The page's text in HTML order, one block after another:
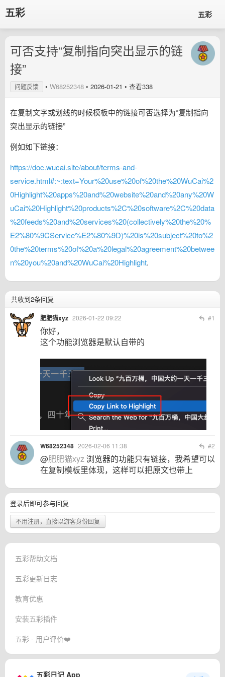
五彩 五彩
可否支持“复制指向突出显示的链
接”
问题反馈 • W68252348 • 2026-01-21 • 查看338
在复制文字或划线的时候模板中的链接可否选择为“复制指向
突出显示的链接”
例如如下链接：
https://doc.wucai.site/about/terms-and-
service.html#:~:text=Your%20use%20of%20the%20WuCai%2
0Highlight%20apps%20and%20website%20and%20any%20W
uCai%20Highlight%20products%2C%20software%2C%20data
%20feeds%20and%20services%20(collectively%20the%20%
E2%80%9CService%E2%80%9D)%20is%20subject%20to%2
0the%20terms%20of%20a%20legal%20agreement%20betwee
n%20you%20and%20WuCai%20Highlight.
共收到2条回复
肥肥猫xyz 2026-01-22 09:22 #1
你好，
这个功能浏览器是默认自带的
W68252348 2026-02-06 11:38 #2
@肥肥猫xyz 浏览器的功能只有链接，我希望可以
在复制模板里体现，这样可以把原文也带上
登录后即可参与回复
不用注册，直接以游客身份回复
五彩帮助文档
五彩更新日志
教育优惠
安装五彩插件
五彩 - 用户评价❤️
五彩日记 App